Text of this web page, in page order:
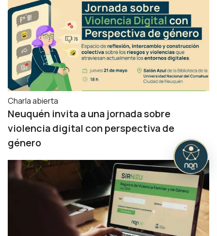
Charla abierta
Neuquén invita a una jornada sobre
violencia digital con perspectiva de
género